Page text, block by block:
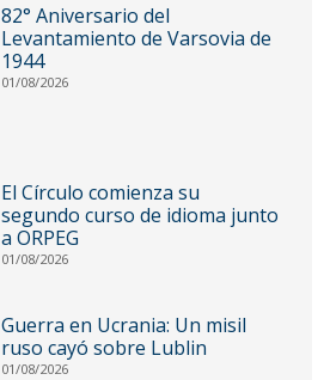
82° Aniversario del
Levantamiento de Varsovia de
1944
01/08/2026
El Círculo comienza su
segundo curso de idioma junto
a ORPEG
01/08/2026
Guerra en Ucrania: Un misil
ruso cayó sobre Lublin
01/08/2026